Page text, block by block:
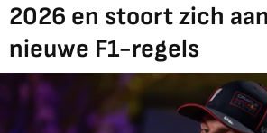
2026 en stoort zich
nieuwe F1-regels